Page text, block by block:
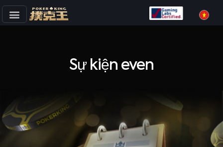
Skip
Sự kiện even